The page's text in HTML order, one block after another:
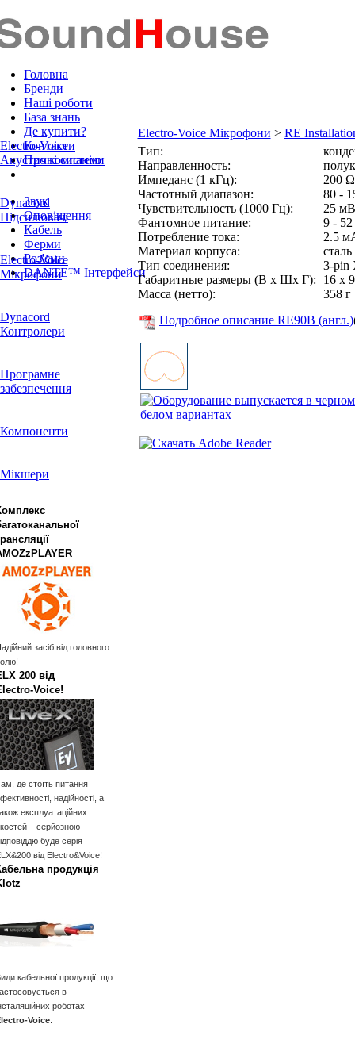
Головна
Бренди
Наші роботи
База знань
Де купити?
Контакти
Про компанію
Звук
Оповіщення
Кабель
Ферми
Роз'єми
DANTE™ Інтерфейси
Electro-Voice
Акустичні системи
Dynacord
Підсилювачі
Electro-Voice
Мікрофони
Dynacord
Контролери
Програмне
забезпечення
Компоненти
Мікшери
засіб від головного
200 від
де стоїть питання
надійності, а
експлуатаційних
– серйозною
буде серія
від Electro&Voice!
продукція
кабельної продукції, що
в
роботах
Voice
Electro-Voice Мікрофони > RE
Тип:
Направленность:
Импеданс (1 кГц):
200 Ω
Частотный диапазон:
80 -
Чувствительность (1000 Гц):
25
Фантомное питание:
9 -
Потребление тока:
2.5
Материал корпуса:
сталь
Тип соединения:
3-pin
Габаритные размеры (В x Шx Г):
16 x
Масса (нетто):
358 г
Подробное описание RE90B (англ.)